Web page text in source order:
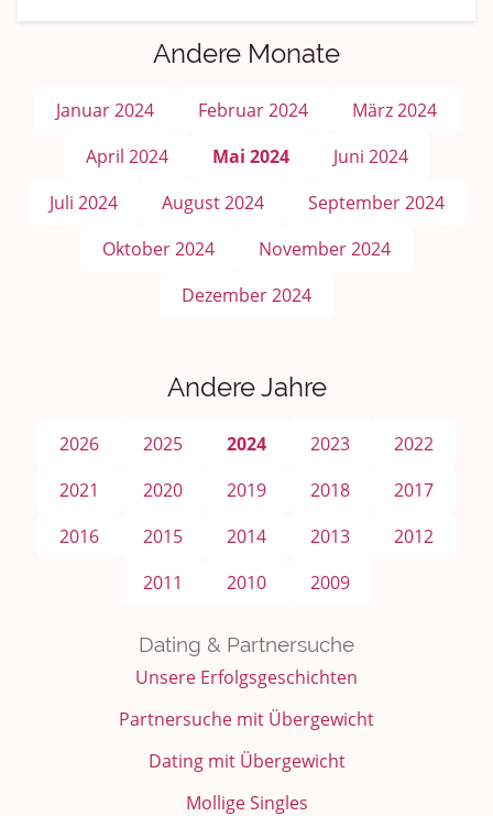
Andere Monate
Januar 2024 Februar 2024
März 2024
April 2024
Mai 2024
Juni 2024
Juli 2024
August 2024
September 2024
Oktober 2024
November 2024
Dezember 2024
Andere Jahre
2026 2025 2024 2023
2022
2021
2020 2019 2018
2017
2016
2015 2014 2013
2012
2011
2010 2009
Dating & Partnersuche
Unsere Erfolgsgeschichten
Partnersuche mit Übergewicht
Dating mit Übergewicht
Mollige Singles